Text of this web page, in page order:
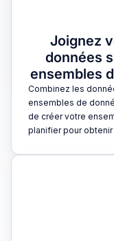
Joignez
données
ensembles
Combinez les
ensembles de
de créer votre
planifier pour